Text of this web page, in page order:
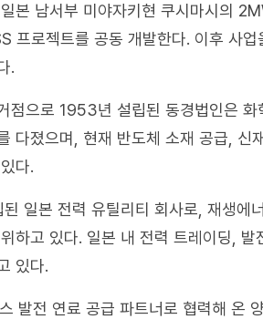
본 남서부 미야자키현 쿠시마시의
프로젝트를 공동 개발한다. 이후 사
.
점으로 1953년 설립된 동경법인은
다졌으며, 현재 반도체 소재 공급, 신
다.
일본 전력 유틸리티 회사로, 재생에
하고 있다. 일본 내 전력 트레이딩, 발
있다.
발전 연료 공급 파트너로 협력해 온